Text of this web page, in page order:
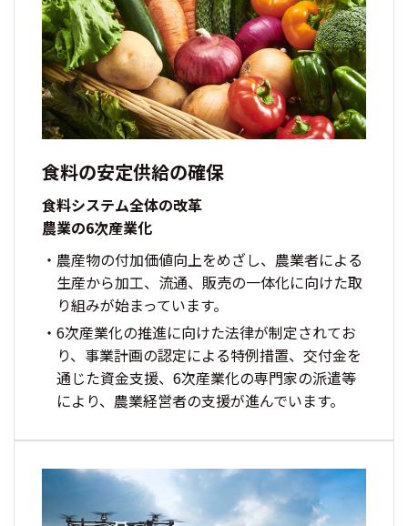
食料の安定供給の確保
食料システム全体の改革
農業の6次産業化
農産物の付加価値向上をめざし、農業者による
生産から加工、流通、販売の一体化に向けた取
り組みが始まっています。
6次産業化の推進に向けた法律が制定されてお
り、事業計画の認定による特例措置、交付金を
通じた資金支援、6次産業化の専門家の派遣等
により、農業経営者の支援が進んでいます。